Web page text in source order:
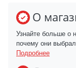
О
Узнайте больше о
почему они
Подробнее